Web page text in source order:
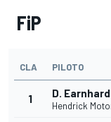
FiP
CLA PILOTO
1 D.
Hendrick